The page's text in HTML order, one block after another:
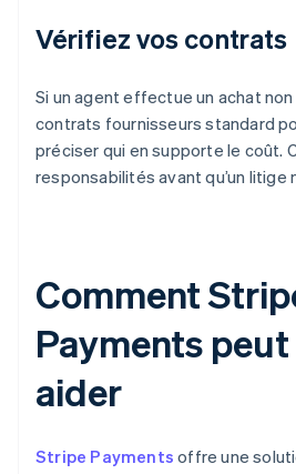
Vérifiez vos contrats
Si un agent effectue un achat
contrats fournisseurs standard
préciser qui en supporte le coût.
responsabilités avant qu’un litige
Comment
Payments
aider
Stripe Payments offre une